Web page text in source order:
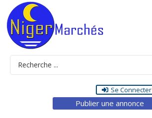
Se Connecter
Publier une annonce